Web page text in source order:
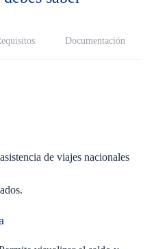
Documentación
de viajes nacionales